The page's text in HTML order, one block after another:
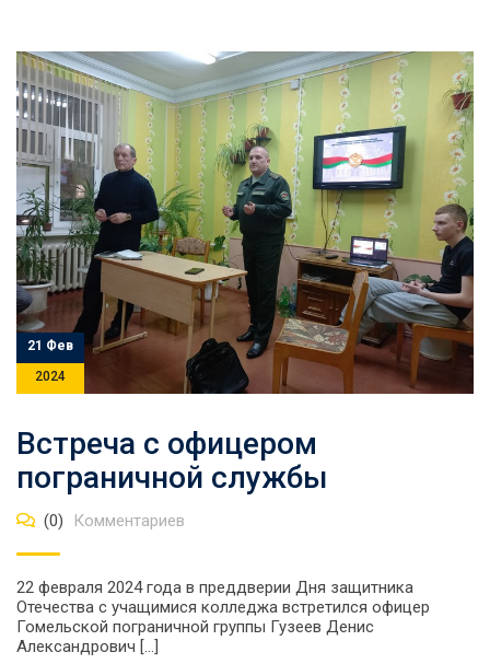
21 Фев
2024
Встреча с офицером
пограничной службы
(0) Комментариев
22 февраля 2024 года в преддверии Дня защитника
Отечества с учащимися колледжа встретился офицер
Гомельской пограничной группы Гузеев Денис
Александрович […]